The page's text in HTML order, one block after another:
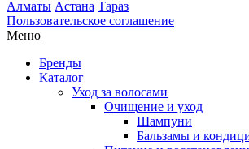
Алматы Астана Тараз
Пользовательское соглашение
Меню
Бренды
Каталог
Уход за волосами
Очищение и уход
Шампуни
Бальзамы и